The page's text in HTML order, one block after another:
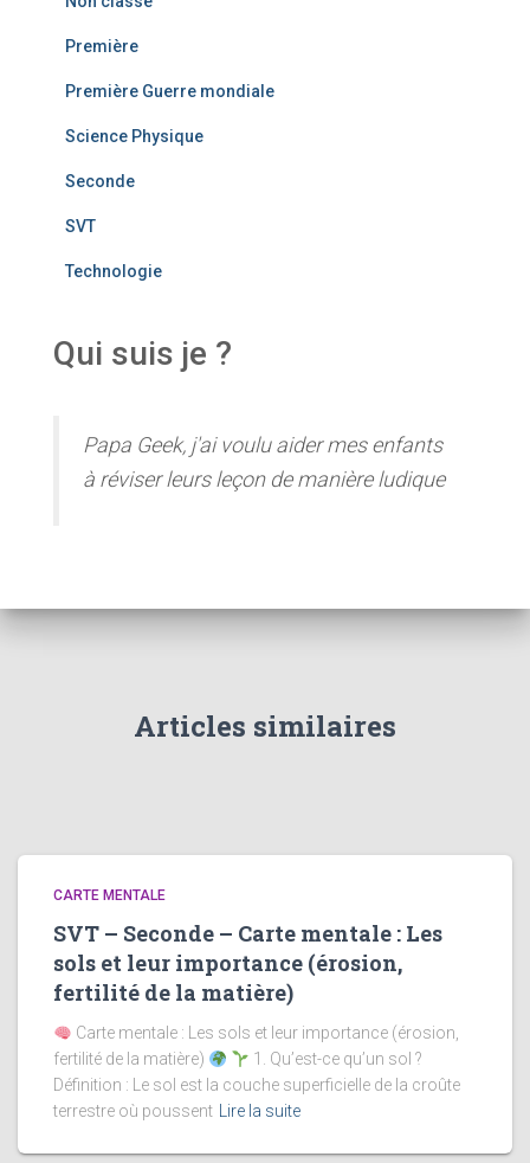
Première
Première Guerre mondiale
Science Physique
Seconde
SVT
Technologie
Qui suis je ?
Papa Geek, j'ai voulu aider mes enfants
à réviser leurs leçon de manière ludique
Articles similaires
CARTE MENTALE
SVT – Seconde – Carte mentale : Les
sols et leur importance (érosion,
fertilité de la matière)
Carte mentale : Les sols et leur importance (érosion,
fertilité de la matière)
1. Qu’est-ce qu’un sol ?
Définition : Le sol est la couche superficielle de la croûte
terrestre où poussent Lire la suite